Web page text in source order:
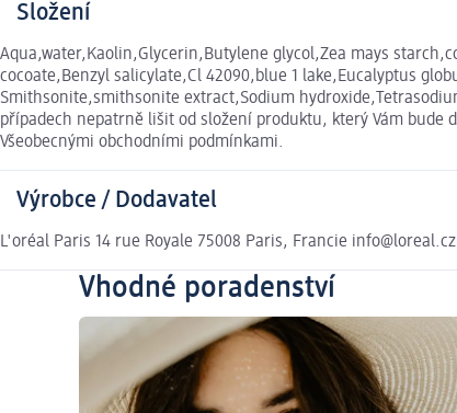
Složení
Aqua,water,Kaolin,Glycerin,Butylene glycol,Zea mays
cocoate,Benzyl salicylate,Cl 42090,blue 1 lake,Eucalyptus
Smithsonite,smithsonite extract,Sodium
případech nepatrně lišit od složení produktu, který Vám bude
Všeobecnými obchodními podmínkami.
Výrobce / Dodavatel
L'oréal Paris 14 rue Royale 75008 Paris, Francie info@loreal.cz
Vhodné poradenství